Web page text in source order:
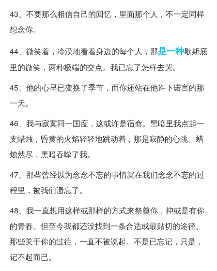
43、不要那么相信自己的回忆，里面那个人，不一定同样
想念你。
44、微笑着，冷漠地看着身边的每个人，那是一种歇斯底
里的微笑，两种极端的交点。我已忘了怎样去哭。
45、他的心早已变换了季节，而你还站在他许下诺言的那
一天。
46、我与寂寞同一国度，这或许是宿命。黑暗里我点起一
支蜡烛，昏黄的火焰轻轻地跳动着，那是寂静的心跳。蜡
烛然尽，黑暗吞噬了我。
47、那些曾经以为念念不忘的事情就在我们念念不忘的过
程里，被我们遗忘了。
48、我一直想用这样或那样的方式来祭奠你，抑或是有你
的青春。但至今我都还没找到一条合适或最贴切的途径。
那些关于你的过往，一直不被说起。不是已忘记，只是，
记不起而已。